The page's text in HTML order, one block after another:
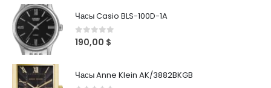
Часы Casio BLS-100D-1A
0out of 5
190,00 $
Часы Anne Klein AK/3882BKGB